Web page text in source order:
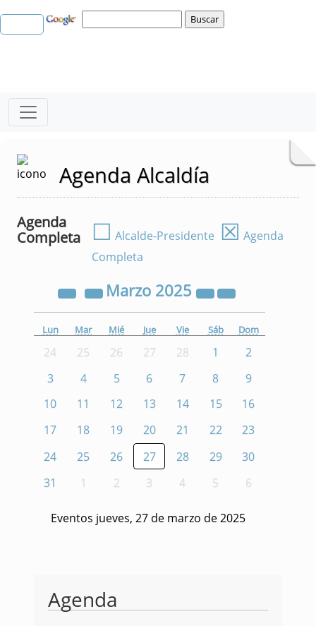
Agenda Alcaldía
Agenda
Completa
☐ Alcalde-Presidente ☒ Agenda
Completa
Marzo 2025
Lun Mar Mié Jue Vie Sáb Dom
24 25 26 27 28 1
2
3
4 5 6 7 8
9
10
11 12 13 14 15
16
17
18 19 20 21 22
23
24
25 26 27 28 29
30
31
1 2 3 4 5 6
Eventos jueves, 27 de marzo de 2025
Agenda